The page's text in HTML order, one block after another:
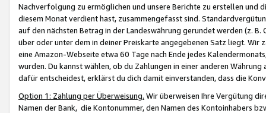
Nachverfolgung zu ermöglichen und unsere Berichte zu erstellen und
diesem Monat verdient hast, zusammengefasst sind.
auf den nächsten Betrag in der Landeswährung gerundet werden (z.
über oder unter dem in deiner Preiskarte angegebenen Satz liegt.
eine Amazon-Webseite etwa 60 Tage nach Ende jedes
wurden. Du kannst wählen, ob du Zahlungen in einer anderen
dafür entscheidest, erklärst du dich damit einverstanden, dass die
Option 1: Zahlung per Überweisung. Wir überweisen Ihre Vergütung
Namen der Bank, die Kontonummer, den Namen des Kontoinhabers